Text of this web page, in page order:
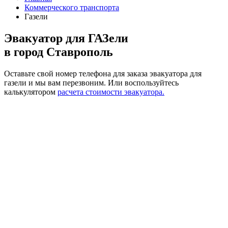
Коммерческого транспорта
Газели
Эвакуатор для ГАЗели
в город Ставрополь
Оставьте свой номер телефона для заказа эвакуатора для
газели и мы вам перезвоним. Или воспользуйтесь
калькулятором расчета стоимости эвакуатора.